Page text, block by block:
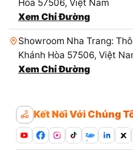
Hòa 57506, Việt Nam
Xem Chỉ Đường
Showroom Nha Trang:
Khánh Hòa 57506, Việt
Xem Chỉ Đường
Kết Nối Với Chúng
Zalo